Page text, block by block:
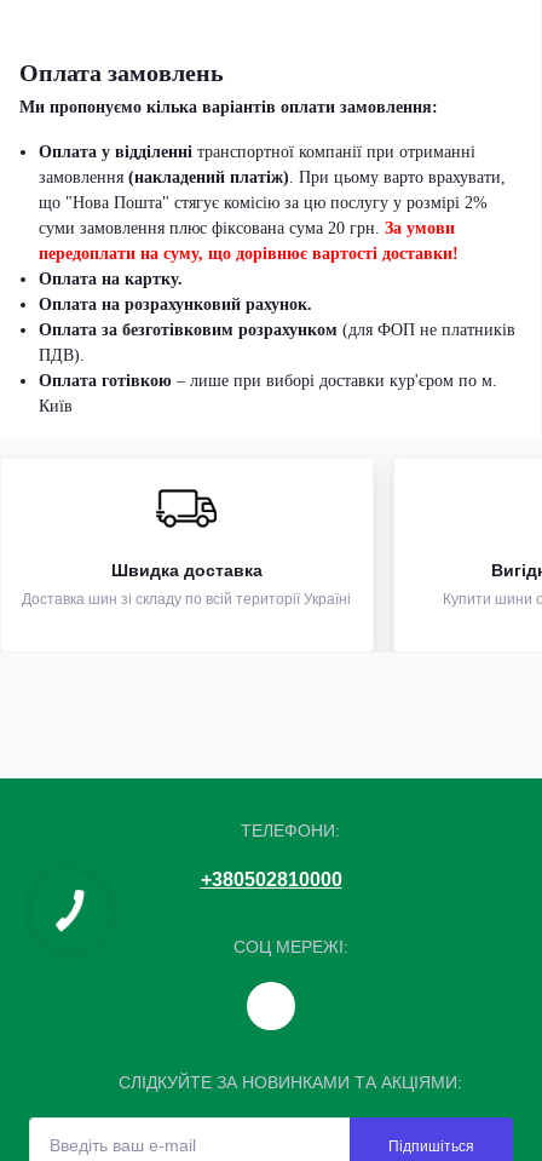
Оплата замовлень
Ми пропонуємо кілька варіантів оплати замовлення:
Оплата у відділенні транспортної компанії при отриманні
замовлення (накладений платіж). При цьому варто врахувати,
що "Нова Пошта" стягує комісію за цю послугу у розмірі 2%
суми замовлення плюс фіксована сума 20 грн. За умови
передоплати на суму, що дорівнює вартості доставки!
Оплата на картку.
Оплата на розрахунковий рахунок.
Оплата за безготівковим розрахунком (для ФОП не платників
ПДВ).
Оплата готівкою – лише при виборі доставки кур'єром по м.
Київ
Швидка доставка
Доставка шин зі складу по всій території Україні Купити шини
ТЕЛЕФОНИ:
+380502810000
СОЦ МЕРЕЖІ:
СЛІДКУЙТЕ ЗА НОВИНКАМИ ТА АКЦІЯМИ:
Підпишіться